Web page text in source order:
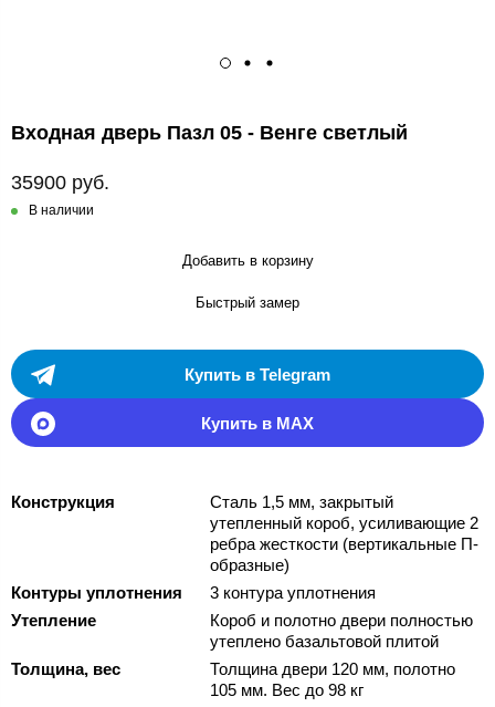
Входная дверь Пазл 05 - Венге светлый
35900 руб.
В наличии
Добавить в корзину
Быстрый замер
Купить в Telegram
Купить в MAX
Конструкция
Сталь 1,5 мм, закрытый
утепленный короб, усиливающие 2
ребра жесткости (вертикальные П-
образные)
Контуры уплотнения
3 контура уплотнения
Утепление
Короб и полотно двери полностью
утеплено базальтовой плитой
Толщина, вес
Толщина двери 120 мм, полотно
105 мм. Вес до 98 кг